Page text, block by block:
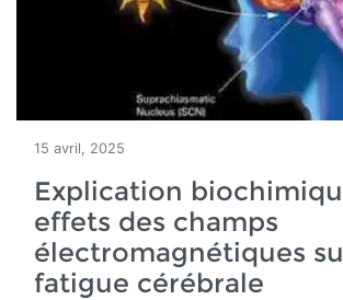
15 avril, 2025
Explication
effets des champs
électromagnétiques
fatigue cérébrale